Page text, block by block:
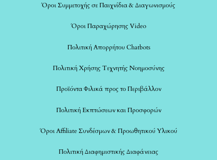
Όροι Συμμετοχής σε Παιχνίδια & Διαγωνισμούς
Όροι Παραχώρησης Video
Πολιτική Απορρήτου Chatbots
Πολιτική Χρήσης Τεχνητής Νοημοσύνης
Προϊόντα Φιλικά προς το Περιβάλλον
Πολιτική Εκπτώσεων και Προσφορών
Όροι Affiliate Συνδέσμων & Προωθητικού Υλικού
Πολιτική Διαφημιστικής Διαφάνειας